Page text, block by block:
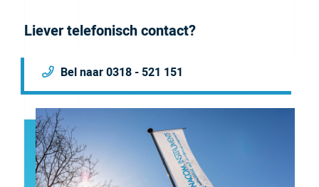
Liever telefonisch contact?
Bel naar 0318 - 521 151